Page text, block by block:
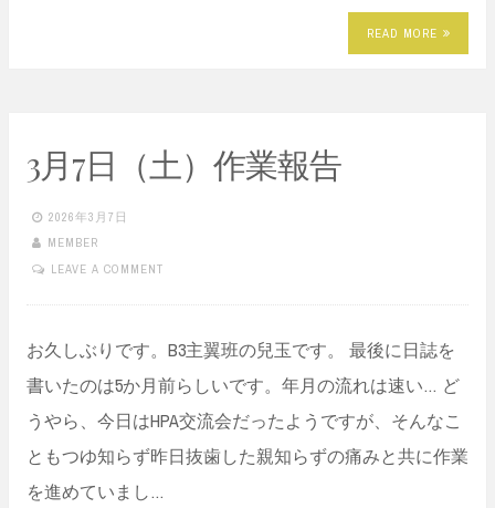
READ MORE
3月7日（土）作業報告
2026年3月7日
MEMBER
LEAVE A COMMENT
お久しぶりです。B3主翼班の兒玉です。 最後に日誌を
書いたのは5か月前らしいです。年月の流れは速い… ど
うやら、今日はHPA交流会だったようですが、そんなこ
ともつゆ知らず昨日抜歯した親知らずの痛みと共に作業
を進めていまし…